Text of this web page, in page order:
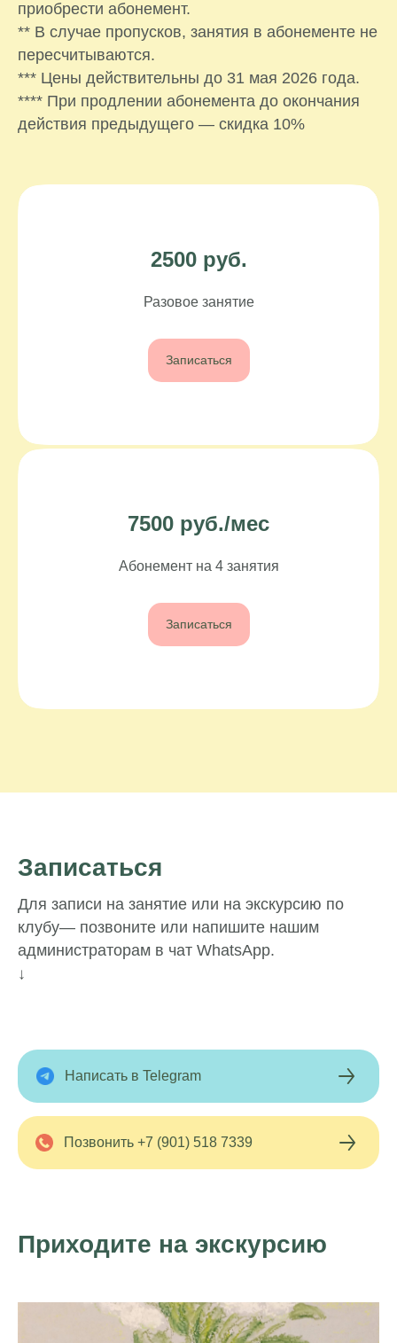
приобрести абонемент.
** В случае пропусков, занятия в абонементе не
пересчитываются.
*** Цены действительны до 31 мая 2026 года.
**** При продлении абонемента до окончания
действия предыдущего — скидка 10%
2500 руб.
Разовое занятие
Записаться
7500 руб./мес
Абонемент на 4 занятия
Записаться
Записаться
Для записи на занятие или на экскурсию по
клубу— позвоните или напишите нашим
администраторам в чат WhatsApp.
↓
Написать в Telegram
Позвонить +7 (901) 518 7339
Приходите на экскурсию